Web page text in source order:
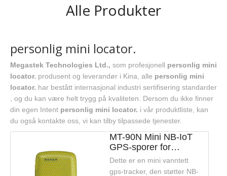
Alle Produkter
personlig mini locator.
Megastek Technologies Ltd., som profesjonell personlig mini
locator. produsent og leverandør i Kina, alle personlig mini
locator. har bestått internasjonal industri sertifisering standarder
, og du kan være helt trygg på kvaliteten. Dersom du ikke finner
din egen Intent personlig mini locator. i vår produktliste, kan
du også kontakte oss, vi kan tilby tilpassede tjenester.
MT-90N Mini NB-IoT
GPS-sporer for
nøyaktig
posisjonsovervåking
Dette er en mini vanntett
gps-tracker, den støtter NB-